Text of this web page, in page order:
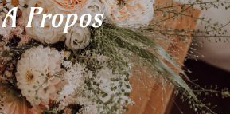
A Propos